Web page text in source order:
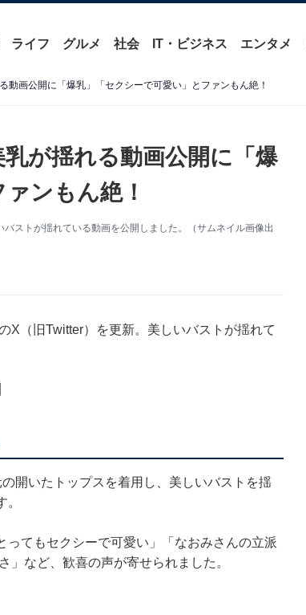
ライフ グルメ 社会 IT・ビジネス エンタメ
動画公開に「爆乳」「セクシーで可愛い」とファンもん絶！
が揺れる動画公開に「爆
ンもん絶！
ストが揺れている動画を公開しました。（サムネイル画像出
X（旧Twitter）を更新。美しいバストが揺れて
開いたトップスを着用し、美しいバストを揺
てもセクシーで可愛い」「なおみさんの立派
」など、歓喜の声が寄せられました。